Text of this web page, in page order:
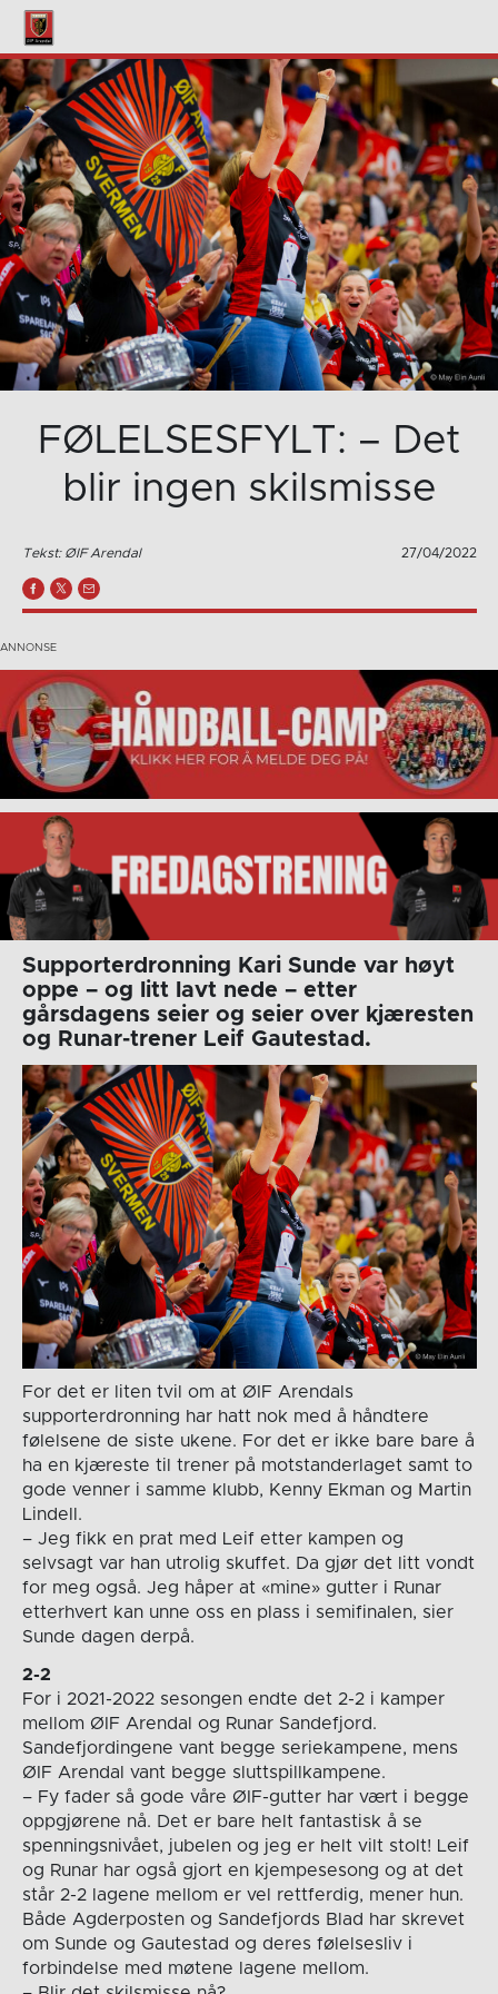
FØLELSESFYLT: – Det
blir ingen skilsmisse
Tekst: ØIF Arendal 27/04/2022
Supporterdronning Kari Sunde var høyt
oppe – og litt lavt nede – etter
gårsdagens seier og seier over kjæresten
og Runar-trener Leif Gautestad.
For det er liten tvil om at ØIF Arendals
supporterdronning har hatt nok med å håndtere
følelsene de siste ukene. For det er ikke bare bare å
ha en kjæreste til trener på motstanderlaget samt to
gode venner i samme klubb, Kenny Ekman og Martin
Lindell.
– Jeg fikk en prat med Leif etter kampen og
selvsagt var han utrolig skuffet. Da gjør det litt vondt
for meg også. Jeg håper at «mine» gutter i Runar
etterhvert kan unne oss en plass i semifinalen, sier
Sunde dagen derpå.
2-2
For i 2021-2022 sesongen endte det 2-2 i kamper
mellom ØIF Arendal og Runar Sandefjord.
Sandefjordingene vant begge seriekampene, mens
ØIF Arendal vant begge sluttspillkampene.
– Fy fader så gode våre ØIF-gutter har vært i begge
oppgjørene nå. Det er bare helt fantastisk å se
spenningsnivået, jubelen og jeg er helt vilt stolt! Leif
og Runar har også gjort en kjempesesong og at det
står 2-2 lagene mellom er vel rettferdig, mener hun.
Både Agderposten og Sandefjords Blad har skrevet
om Sunde og Gautestad og deres følelsesliv i
forbindelse med møtene lagene mellom.